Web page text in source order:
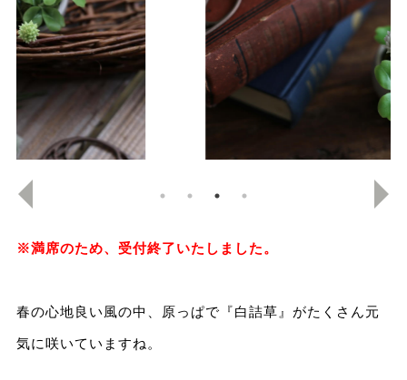
※満席のため、受付終了いたしました。
春の心地良い風の中、原っぱで『白詰草』がたくさん元
気に咲いていますね。